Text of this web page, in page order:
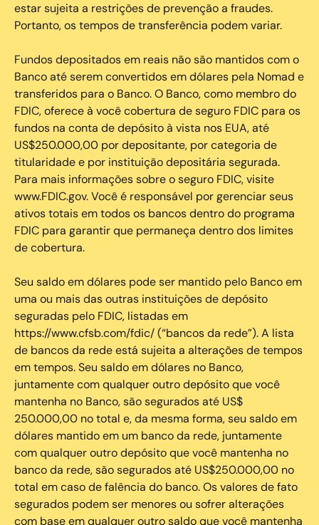
estar sujeita a restrições de prevenção a fraudes.
Portanto, os tempos de transferência podem variar.
Fundos depositados em reais não são mantidos com o
Banco até serem convertidos em dólares pela Nomad e
transferidos para o Banco. O Banco, como membro do
FDIC, oferece à você cobertura de seguro FDIC para os
fundos na conta de depósito à vista nos EUA, até
US$250.000,00 por depositante, por categoria de
titularidade e por instituição depositária segurada.
Para mais informações sobre o seguro FDIC, visite
www.FDIC.gov. Você é responsável por gerenciar seus
ativos totais em todos os bancos dentro do programa
FDIC para garantir que permaneça dentro dos limites
de cobertura.
Seu saldo em dólares pode ser mantido pelo Banco em
uma ou mais das outras instituições de depósito
seguradas pelo FDIC, listadas em
https://www.cfsb.com/fdic/ (“bancos da rede”). A lista
de bancos da rede está sujeita a alterações de tempos
em tempos. Seu saldo em dólares no Banco,
juntamente com qualquer outro depósito que você
mantenha no Banco, são segurados até US$
250.000,00 no total e, da mesma forma, seu saldo em
dólares mantido em um banco da rede, juntamente
com qualquer outro depósito que você mantenha no
banco da rede, são segurados até US$250.000,00 no
total em caso de falência do banco. Os valores de fato
segurados podem ser menores ou sofrer alterações
com base em qualquer outro saldo que você mantenha